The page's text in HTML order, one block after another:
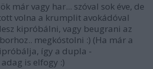
már vagy har... szóval sok éve, de
volna a krumplit avokádóval
kipróbálni, vagy beugrani az
megkóstolni :) (Ha már a
így a dupla -
is elfogy :)